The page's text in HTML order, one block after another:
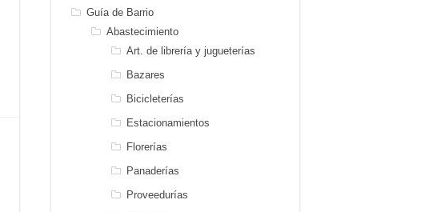
Guía de Barrio
Abastecimiento
Art. de librería y jugueterías
Bazares
Bicicleterías
Estacionamientos
Florerías
Panaderías
Proveedurías